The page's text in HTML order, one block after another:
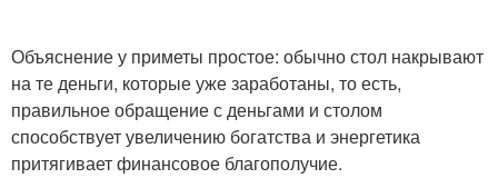
Объяснение у приметы простое: обычно стол накрывают
на те деньги, которые уже заработаны, то есть,
правильное обращение с деньгами и столом
способствует увеличению богатства и энергетика
притягивает финансовое благополучие.